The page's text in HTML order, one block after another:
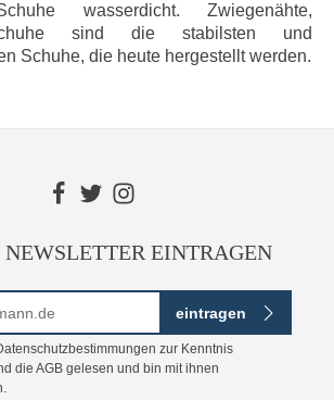
wasserdicht. Zwiegenähte,
sind die stabilsten und
Schuhe, die heute hergestellt werden.
NEWSLETTER EINTRAGEN
eintragen
zur Kenntnis
die AGB gelesen und bin mit ihnen